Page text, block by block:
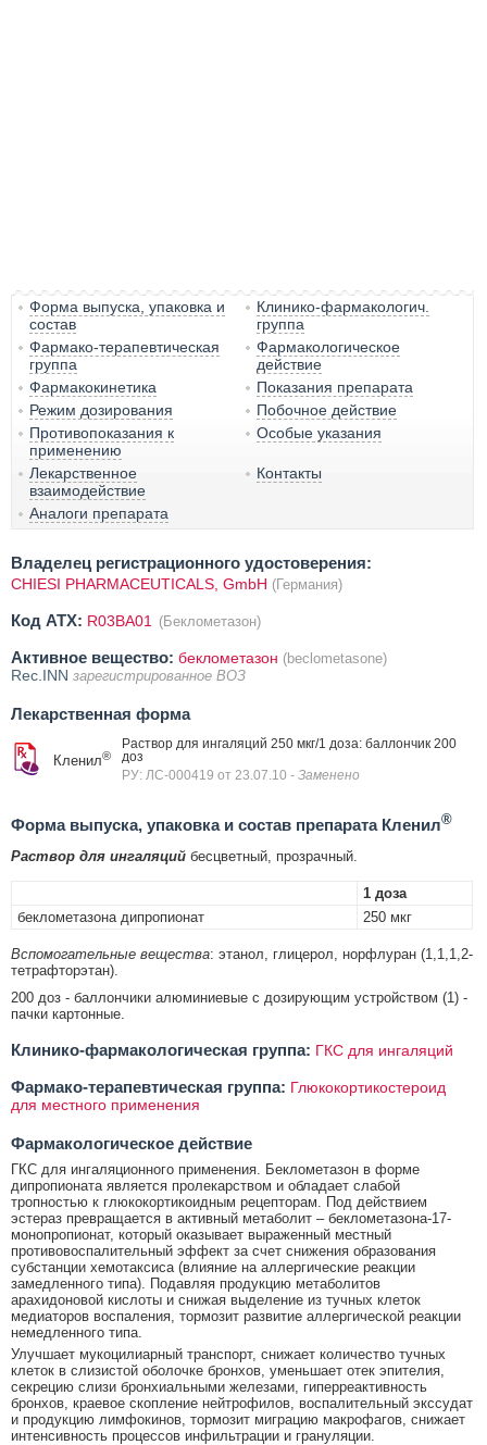
Форма выпуска, упаковка и
состав
Клинико-фармакологич.
группа
Фармако-терапевтическая
группа
Фармакологическое
действие
Фармакокинетика
Показания препарата
Режим дозирования
Побочное действие
Противопоказания к
применению
Особые указания
Лекарственное
взаимодействие
Контакты
Аналоги препарата
Владелец регистрационного удостоверения:
CHIESI PHARMACEUTICALS, GmbH (Германия)
Код ATX: R03BA01 (Беклометазон)
Активное вещество: беклометазон (beclometasone)
Rec.INN зарегистрированное ВОЗ
Лекарственная форма
Кленил®
Раствор для ингаляций 250 мкг/1 доза: баллончик 200
доз
РУ: ЛС-000419 от 23.07.10 - Заменено
Форма выпуска, упаковка и состав препарата Кленил®
Раствор для ингаляций бесцветный, прозрачный.
1 доза
беклометазона дипропионат
250 мкг
Вспомогательные вещества: этанол, глицерол, норфлуран (1,1,1,2-
тетрафторэтан).
200 доз - баллончики алюминиевые с дозирующим устройством (1) -
пачки картонные.
Клинико-фармакологическая группа: ГКС для ингаляций
Фармако-терапевтическая группа: Глюкокортикостероид
для местного применения
Фармакологическое действие
ГКС для ингаляционного применения. Беклометазон в форме
дипропионата является пролекарством и обладает слабой
тропностью к глюкокортикоидным рецепторам. Под действием
эстераз превращается в активный метаболит – беклометазона-17-
монопропионат, который оказывает выраженный местный
противовоспалительный эффект за счет снижения образования
субстанции хемотаксиса (влияние на аллергические реакции
замедленного типа). Подавляя продукцию метаболитов
арахидоновой кислоты и снижая выделение из тучных клеток
медиаторов воспаления, тормозит развитие аллергической реакции
немедленного типа.
Улучшает мукоцилиарный транспорт, снижает количество тучных
клеток в слизистой оболочке бронхов, уменьшает отек эпителия,
секрецию слизи бронхиальными железами, гиперреактивность
бронхов, краевое скопление нейтрофилов, воспалительный экссудат
и продукцию лимфокинов, тормозит миграцию макрофагов, снижает
интенсивность процессов инфильтрации и грануляции.